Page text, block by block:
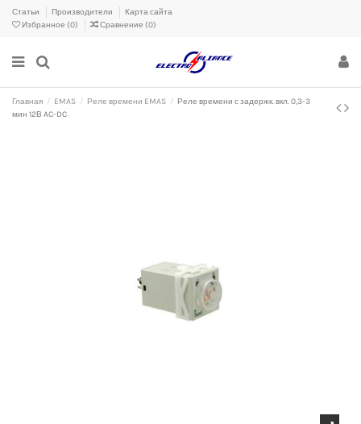
Статьи Производители
Карта сайта
Избранное (0) Сравнение (0)
Главная EMAS Реле времени EMAS
Реле времени с задержк. вкл. 0,3-3
мин 12В AC-DC